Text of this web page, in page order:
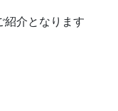
介となります